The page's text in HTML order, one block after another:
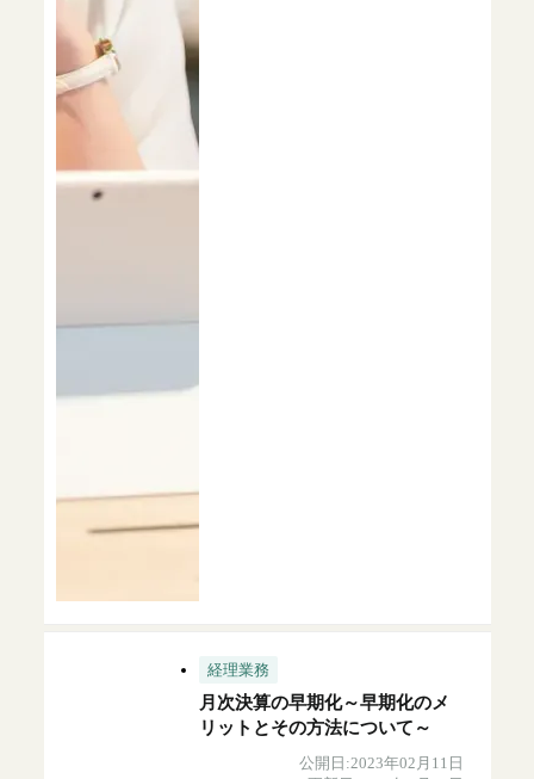
経理業務
月次決算の早期化～早期化のメ
リットとその方法について～
公開日:2023年02月11日